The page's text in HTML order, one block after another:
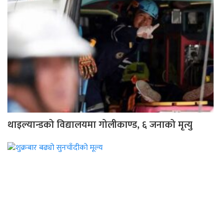
थाइल्यान्डको विद्यालयमा गोलीकाण्ड, ६ जनाको मृत्यु